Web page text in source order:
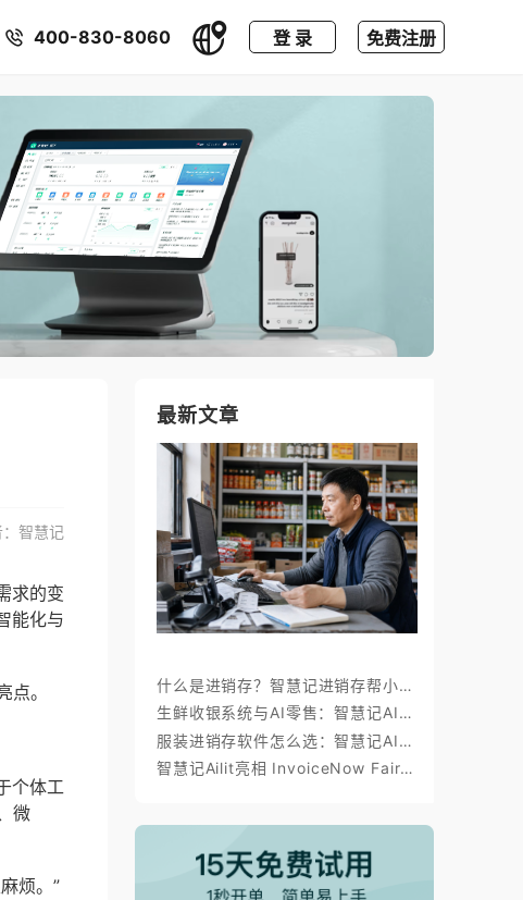
400-830-8060 登 录 免费注册
：智慧记
求的变
能化与
。
个体工
微
烦。”
最新文章
什么是进销存？智慧记进销存帮小微商户理顺开单、库存与对账
生鲜收银系统与AI零售：智慧记AI零售称重收银、库存、会员经营方案
服装进销存软件怎么选：智慧记AI批量录入、齐色齐码开单与库存管理
智慧记Ailit亮相 InvoiceNow Fair 2026，为东南亚小微商户带来“开单+电子发票”新体验